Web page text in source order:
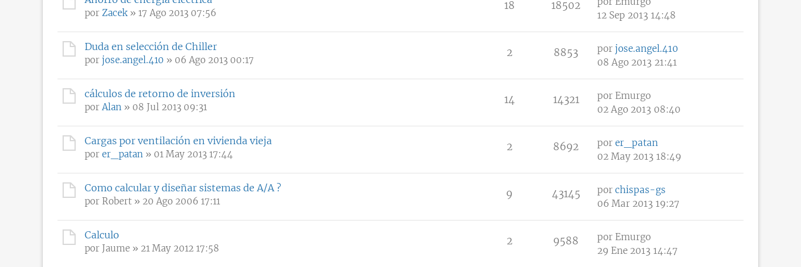
por Zacek» 17 Ago 2013 07:56
18 18502
12 Sep 2013 14:48
Duda en selección de Chiller
por jose.angel.410 » 06 Ago 2013 00:17
2 8853 por jose.angel.410
08 Ago 2013 21:41
cálculos de retorno de inversión
porAlan » 08 Jul 2013 09:31
14 14321 por Emurgo
02 Ago 2013 08:40
Cargas por ventilación en vivienda vieja
por er_patan » 01 May 2013 17:44
2 8692 por er_patan
02 May 2013 18:49
Como calcular y diseñar sistemas de A/A ?
por Robert » 20 Ago 2006 17:11
9 43145 por chispas-gs
06 Mar 2013 19:27
Calculo
por Jaume » 21 May 2012 17:58
2 9588 por Emurgo
29 Ene 2013 14:47